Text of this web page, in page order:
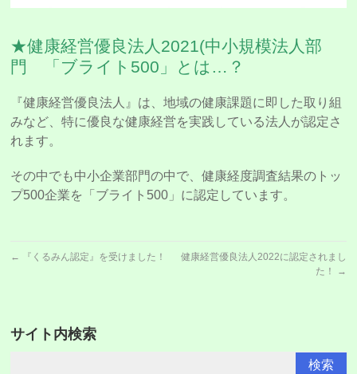
★健康経営優良法人2021(中小規模法人部
門 「ブライト500」とは…？
『健康経営優良法人』は、地域の健康課題に即した取り組
みなど、特に優良な健康経営を実践している法人が認定さ
れます。
その中でも中小企業部門の中で、健康経度調査結果のトッ
プ500企業を「ブライト500」に認定しています。
← 『くるみん認定』を受けました！
健康経営優良法人2022に認定されまし
た！
→
サイト内検索